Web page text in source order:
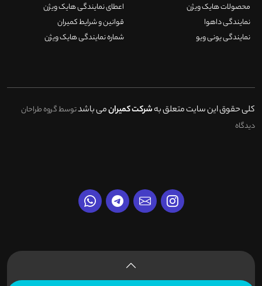
محصولات هایک ویژن
نمایندگی داهوا
نمایندگی یونی ویو
اعطای نمایندگی هایک ویژن
قوانین و شرایط کمیران
شماره نمایندگی هایک ویژن
کلی حقوق این سایت متعلق بهشرکت کمیرانمی باشدتوسط گروه طراحان
دیدگاه